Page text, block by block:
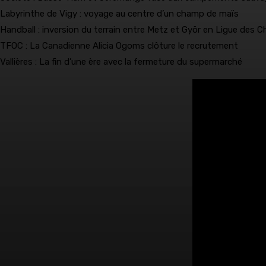
Labyrinthe de Vigy : voyage au centre d’un champ de maïs
Handball : inversion du terrain entre Metz et Györ en Ligue des
TFOC : La Canadienne Alicia Ogoms clôture le recrutement
Vallières : La fin d’une ère avec la fermeture du supermarché